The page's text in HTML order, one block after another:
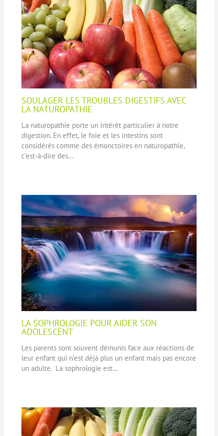
SOULAGER LES TROUBLES DIGESTIFS AVEC
LA NATUROPATHIE
La naturopathie porte un intérêt particulier à notre
digestion. En effet, le foie et les intestins sont
considérés comme des émonctoires en naturopathie,
c’est-à-dire des…
LA SOPHROLOGIE POUR AIDER SON
ADOLESCENT
Les parents sont souvent démunis face aux réactions de
leur enfant qui n’est déjà plus un enfant mais pas encore
un adulte. La sophrologie est…